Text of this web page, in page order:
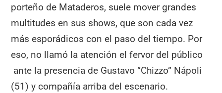
porteño de Mataderos, suele mover grandes
multitudes en sus shows, que son cada vez
más esporádicos con el paso del tiempo. Por
eso, no llamó la atención el fervor del público
ante la presencia de Gustavo “Chizzo” Nápoli
(51) y compañía arriba del escenario.